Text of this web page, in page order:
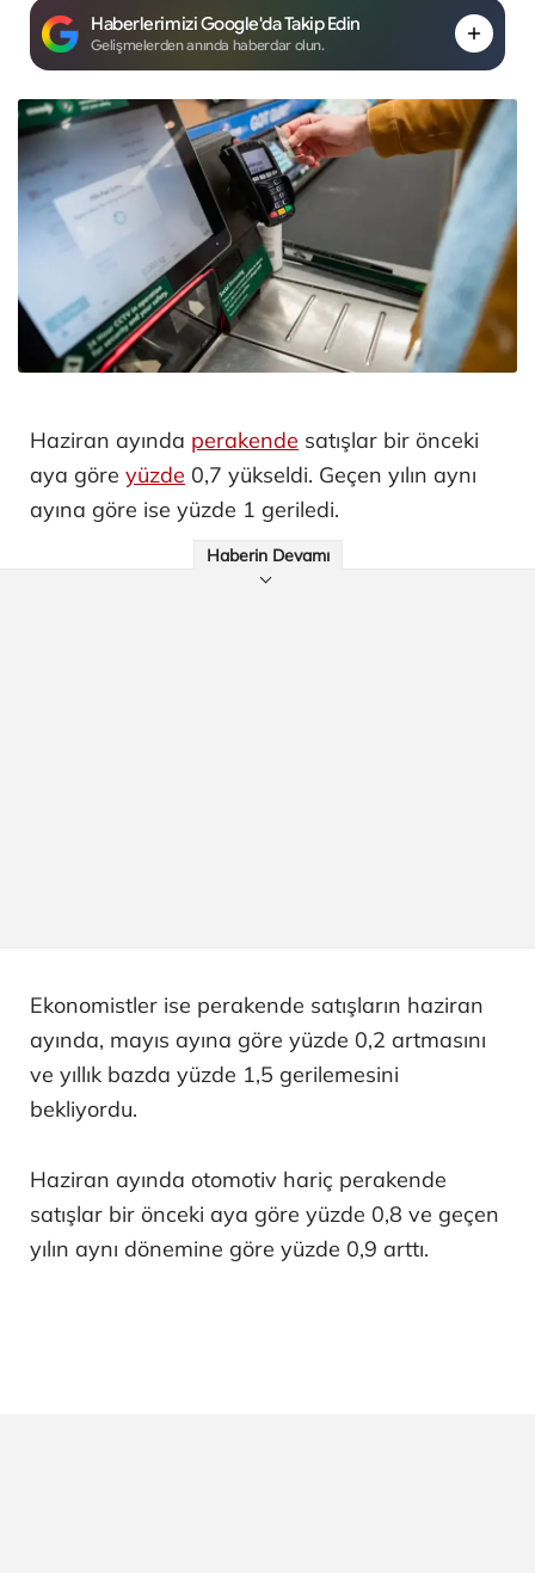
Haberlerimizi Google'da Takip Edin
Gelişmelerden anında haberdar olun.
Haziran ayında perakende satışlar bir önceki
aya göre yüzde 0,7 yükseldi. Geçen yılın aynı
ayına göre ise yüzde 1 geriledi.
Haberin Devamı
Ekonomistler ise perakende satışların haziran
ayında, mayıs ayına göre yüzde 0,2 artmasını
ve yıllık bazda yüzde 1,5 gerilemesini
bekliyordu.
Haziran ayında otomotiv hariç perakende
satışlar bir önceki aya göre yüzde 0,8 ve geçen
yılın aynı dönemine göre yüzde 0,9 arttı.